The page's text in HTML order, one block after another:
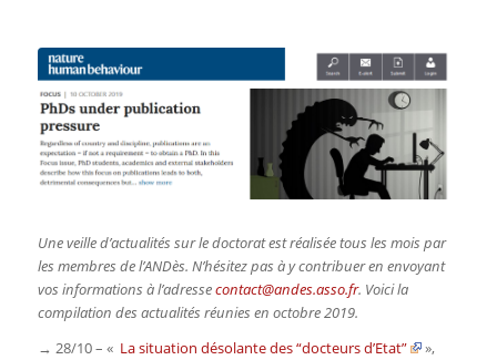
Une veille d’actualités sur le doctorat est réalisée tous les mois par
les membres de l’ANDès. N’hésitez pas à y contribuer en envoyant
vos informations à l’adressecontact@andes.asso.fr. Voici la
compilation des actualités réunies en octobre 2019.
→ 28/10 – « La situation désolante des “docteurs d’Etat”
»,